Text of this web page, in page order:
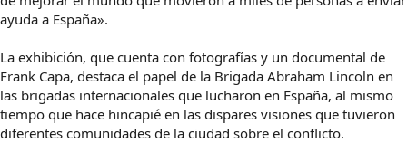
ayuda a España».
La exhibición, que cuenta con fotografías y un documental de
Frank Capa, destaca el papel de la Brigada Abraham Lincoln en
las brigadas internacionales que lucharon en España, al mismo
tiempo que hace hincapié en las dispares visiones que tuvieron
diferentes comunidades de la ciudad sobre el conflicto.